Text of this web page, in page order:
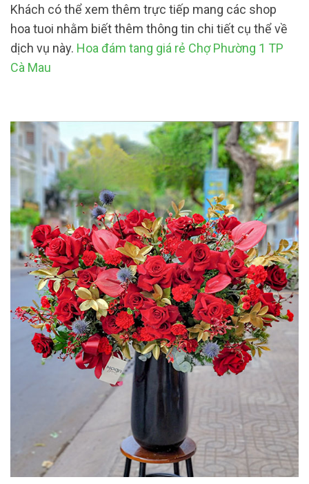
Khách có thể xem thêm trực tiếp mang các shop
hoa tuoi nhằm biết thêm thông tin chi tiết cụ thể về
dịch vụ này. Hoa đám tang giá rẻ Chợ Phường 1 TP
Cà Mau